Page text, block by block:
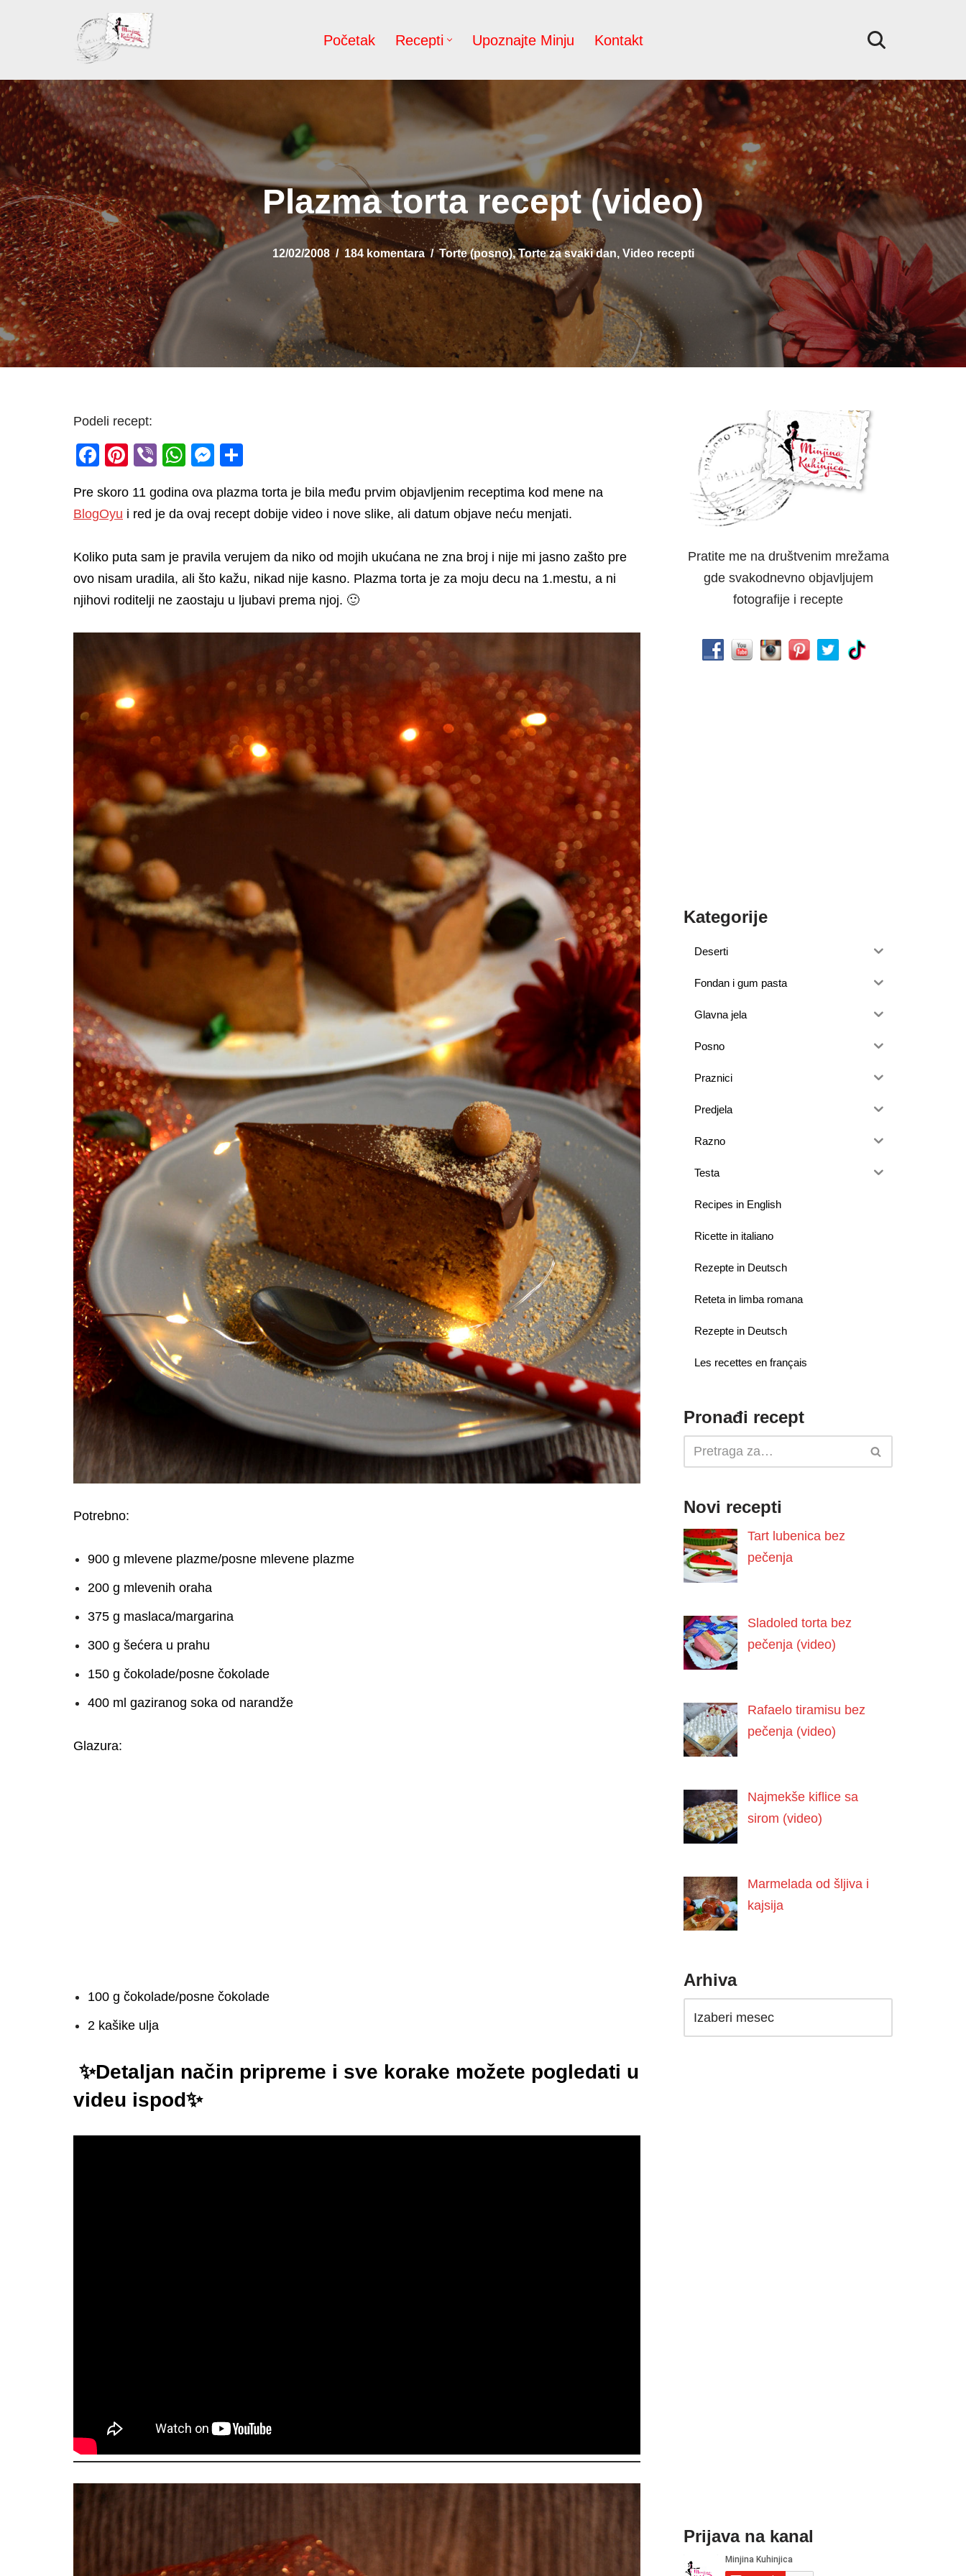
sadržaj
Početak Recepti Upoznajte Minju Kontakt
Plazma torta recept (video)
12/02/2008 184 komentara Torte (posno),Torte za svaki dan, Video recepti
Podeli recept:
F
c
e
o
o
Pi
er
e
st
Vi
er
W
at
s
p
p
M
ss
e
g
er
ar
e
Pre skoro 11 godina ova plazma torta je bila među prvim objavljenim receptima kod mene na
BlogOyu i red je da ovaj recept dobije video i nove slike, ali datum objave neću menjati.
Koliko puta sam je pravila verujem da niko od mojih ukućana ne zna broj i nije mi jasno zašto pre
ovo nisam uradila, ali što kažu, nikad nije kasno. Plazma torta je za moju decu na 1.mestu, a ni
njihovi roditelji ne zaostaju u ljubavi prema njoj. 🙂
Potrebno:
900 g mlevene plazme/posne mlevene plazme
200 g mlevenih oraha
375 g maslaca/margarina
300 g šećera u prahu
150 g čokolade/posne čokolade
400 ml gaziranog soka od narandže
Glazura:
100 g čokolade/posne čokolade
2 kašike ulja
✨Detaljan način pripreme i sve korake možete pogledati u
videu ispod✨
Pratite me na društvenim mrežama
gde svakodnevno objavljujem
fotografije i recepte
Kategorije
Deserti
Fondan i gum pasta
Glavna jela
Posno
Praznici
Predjela
Razno
Testa
Recipes in English
Ricette in italiano
Rezepte in Deutsch
Reteta in limba romana
Rezepte in Deutsch
Les recettes en français
Pronađi recept
Novi recepti
Tart lubenica bez
pečenja
Sladoled torta bez
pečenja (video)
Rafaelo tiramisu bez
pečenja (video)
Najmekše kiflice sa
sirom (video)
Marmelada od šljiva i
kajsija
Arhiva
Prijava na kanal